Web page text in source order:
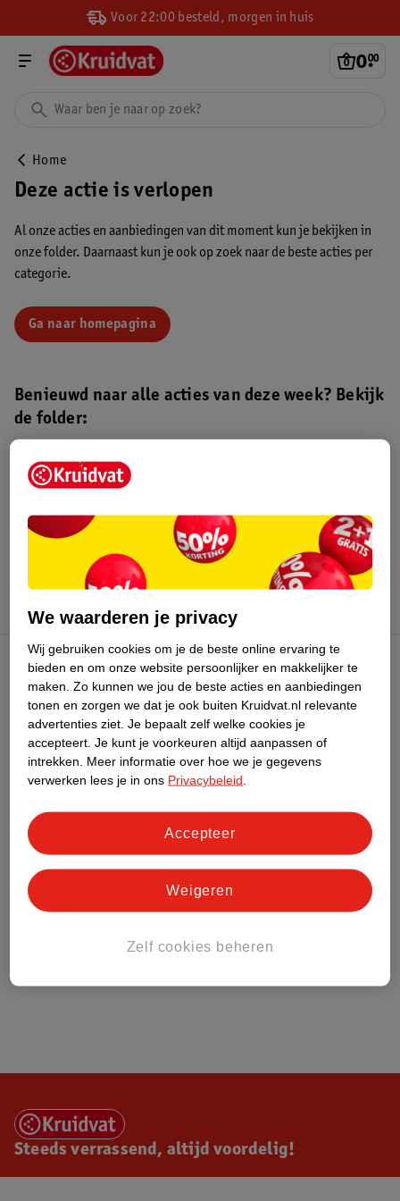
Voor 22:00 besteld, morgen in huis
0.
00
Home
Deze actie is verlopen
Al onze acties en aanbiedingen van dit moment kun je bekijken in
onze folder. Daarnaast kun je ook op zoek naar de beste acties per
categorie.
Ga naar homepagina
Benieuwd naar alle acties van deze week? Bekijk
de folder:
Kruidvat folder
augustus 2026.
Kruidvat Club
Klantenservice
Over Kruidvat
Steeds verrassend, altijd voordelig!
We waarderen je privacy
Wij gebruiken cookies om je de beste online ervaring te
bieden en om onze website persoonlijker en makkelijker te
maken. Zo kunnen we jou de beste acties en aanbiedingen
tonen en zorgen we dat je ook buiten Kruidvat.nl relevante
advertenties ziet. Je bepaalt zelf welke cookies je
accepteert. Je kunt je voorkeuren altijd aanpassen of
intrekken.
Meer informatie over hoe we je gegevens
verwerken lees je in ons Privacybeleid
Zelf cookies beheren
Weigeren
Accepteer